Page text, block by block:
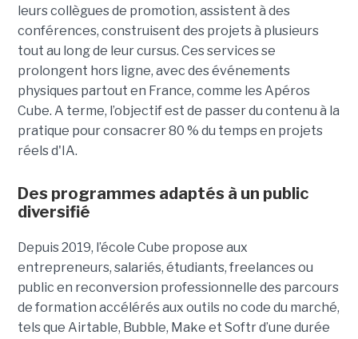
leurs collègues de promotion, assistent à des
conférences, construisent des projets à plusieurs
tout au long de leur cursus. Ces services se
prolongent hors ligne, avec des événements
physiques partout en France, comme les Apéros
Cube. A terme, l’objectif est de passer du contenu à la
pratique pour consacrer 80 % du temps en projets
réels d'IA.
Des programmes adaptés à un public
diversifié
Depuis 2019, l’école Cube propose aux
entrepreneurs, salariés, étudiants, freelances ou
public en reconversion professionnelle des parcours
de formation accélérés aux outils no code du marché,
tels que Airtable, Bubble, Make et Softr d’une durée